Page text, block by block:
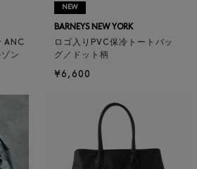
ANC
ン
NEW
BARNEYS NEW YORK
ロゴ入りPVC保冷トートバッ
グ／ドット柄
¥6,600